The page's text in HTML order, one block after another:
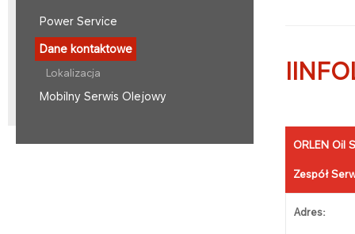
Power Service
Dane kontaktowe
Lokalizacja
Mobilny Serwis Olejowy
ORLEN Oil
Zespół
Adres: